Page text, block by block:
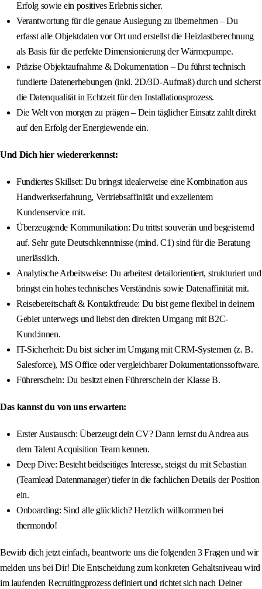
Erfolg sowie ein positives Erlebnis sicher.
Verantwortung für die genaue Auslegung zu übernehmen – Du
erfasst alle Objektdaten vor Ort und erstellst die Heizlastberechnung
als Basis für die perfekte Dimensionierung der Wärmepumpe.
Präzise Objektaufnahme & Dokumentation – Du führst technisch
fundierte Datenerhebungen (inkl. 2D/3D-Aufmaß) durch und sicherst
die Datenqualität in Echtzeit für den Installationsprozess.
Die Welt von morgen zu prägen – Dein täglicher Einsatz zahlt direkt
auf den Erfolg der Energiewende ein.
Und Dich hier wiedererkennst:
Fundiertes Skillset: Du bringst idealerweise eine Kombination aus
Handwerkserfahrung, Vertriebsaffinität und exzellentem
Kundenservice mit.
Überzeugende Kommunikation: Du trittst souverän und begeisternd
auf. Sehr gute Deutschkenntnisse (mind. C1) sind für die Beratung
unerlässlich.
Analytische Arbeitsweise: Du arbeitest detailorientiert, strukturiert und
bringst ein hohes technisches Verständnis sowie Datenaffinität mit.
Reisebereitschaft & Kontaktfreude: Du bist gerne flexibel in deinem
Gebiet unterwegs und liebst den direkten Umgang mit B2C-
Kund:innen.
IT-Sicherheit: Du bist sicher im Umgang mit CRM-Systemen (z. B.
Salesforce), MS Office oder vergleichbarer Dokumentationssoftware.
Führerschein: Du besitzt einen Führerschein der Klasse B.
Das kannst du von uns erwarten:
Erster Austausch: Überzeugt dein CV? Dann lernst du Andrea aus
dem Talent Acquisition Team kennen.
Deep Dive: Besteht beidseitiges Interesse, steigst du mit Sebastian
(Teamlead Datenmanager) tiefer in die fachlichen Details der Position
ein.
Onboarding: Sind alle glücklich? Herzlich willkommen bei
thermondo!
Bewirb dich jetzt einfach, beantworte uns die folgenden 3 Fragen und wir
melden uns bei Dir! Die Entscheidung zum konkreten Gehaltsniveau wird
im laufenden Recruitingprozess definiert und richtet sich nach Deiner